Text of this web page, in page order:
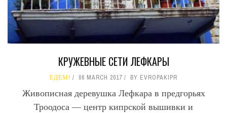
КРУЖЕВНЫЕ СЕТИ ЛЕФКАРЫ
ЕДЕМ! 06 MARCH 2017 BY EVROPAKIPR
Живописная деревушка Лефкара в предгорьях
Троодоса — центр кипрской вышивки и